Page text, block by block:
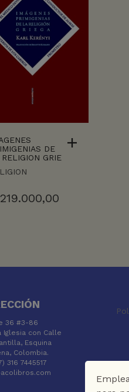
DE
RELIGION GRIE
219.000,00
36 #3-86
Iglesia con Calle
Esquina
Colombia.
316 7445517